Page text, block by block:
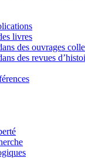
livres
des ouvrages
des revues